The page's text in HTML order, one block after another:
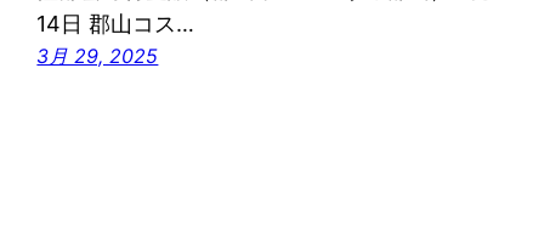
14日 郡山コス…
3月 29, 2025